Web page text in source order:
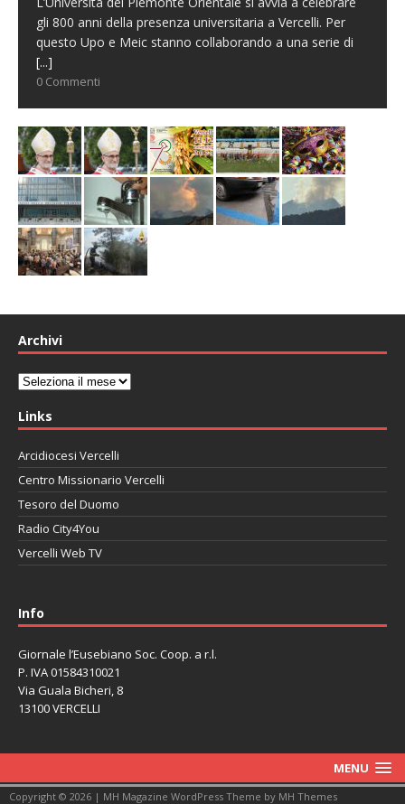
gli 800 anni della presenza universitaria a Vercelli. Per
questo Upo e Meic stanno collaborando a una serie di
[...]
0 Commenti
Archivi
Archivi
Links
Arcidiocesi Vercelli
Centro Missionario Vercelli
Tesoro del Duomo
Radio City4You
Vercelli Web TV
Info
Giornale l’Eusebiano Soc. Coop. a r.l.
P. IVA 01584310021
Via Guala Bicheri, 8
13100 VERCELLI
MENU
Copyright © 2026 | MH Magazine WordPress Theme by MH Themes